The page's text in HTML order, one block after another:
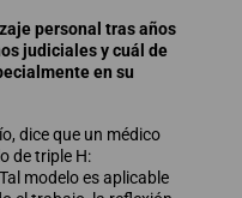
personal tras años
judiciales y cuál de
en su
dice que un médico
de triple H:
modelo es aplicable